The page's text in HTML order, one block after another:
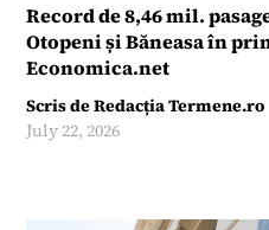
Record de 8,46 mil.
Otopeni și Băneasa în
Economica.net
Scris deRedacția Termene.ro
July 22, 2026